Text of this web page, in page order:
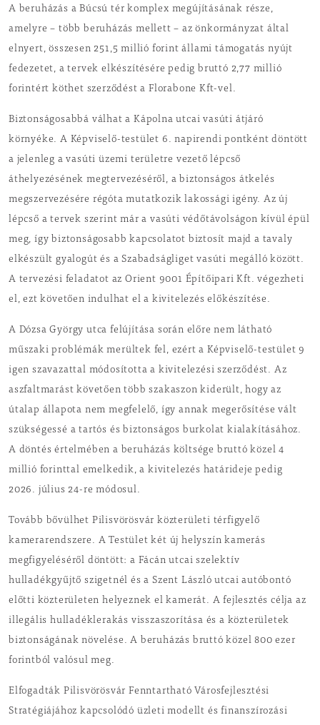
A beruházás a Búcsú tér komplex megújításának része,
amelyre – több beruházás mellett – az önkormányzat által
elnyert, összesen 251,5 millió forint állami támogatás nyújt
fedezetet, a tervek elkészítésére pedig bruttó 2,77 millió
forintért köthet szerződést a Florabone Kft-vel.
Biztonságosabbá válhat a Kápolna utcai vasúti átjáró
környéke. A Képviselő-testület 6. napirendi pontként döntött
a jelenleg a vasúti üzemi területre vezető lépcső
áthelyezésének megtervezéséről, a biztonságos átkelés
megszervezésére régóta mutatkozik lakossági igény. Az új
lépcső a tervek szerint már a vasúti védőtávolságon kívül épül
meg, így biztonságosabb kapcsolatot biztosít majd a tavaly
elkészült gyalogút és a Szabadságliget vasúti megálló között.
A tervezési feladatot az Orient 9001 Építőipari Kft. végezheti
el, ezt követően indulhat el a kivitelezés előkészítése.
A Dózsa György utca felújítása során előre nem látható
műszaki problémák merültek fel, ezért a Képviselő-testület 9
igen szavazattal módosította a kivitelezési szerződést. Az
aszfaltmarást követően több szakaszon kiderült, hogy az
útalap állapota nem megfelelő, így annak megerősítése vált
szükségessé a tartós és biztonságos burkolat kialakításához.
A döntés értelmében a beruházás költsége bruttó közel 4
millió forinttal emelkedik, a kivitelezés határideje pedig
2026. július 24-re módosul.
Tovább bővülhet Pilisvörösvár közterületi térfigyelő
kamerarendszere. A Testület két új helyszín kamerás
megfigyeléséről döntött: a Fácán utcai szelektív
hulladékgyűjtő szigetnél és a Szent László utcai autóbontó
előtti közterületen helyeznek el kamerát. A fejlesztés célja az
illegális hulladéklerakás visszaszorítása és a közterületek
biztonságának növelése. A beruházás bruttó közel 800 ezer
forintból valósul meg.
Elfogadták Pilisvörösvár Fenntartható Városfejlesztési
Stratégiájához kapcsolódó üzleti modellt és finanszírozási